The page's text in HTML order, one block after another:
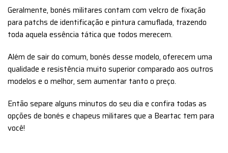
Geralmente, bonés militares contam com velcro de fixação
para patchs de identificação e pintura camuflada, trazendo
toda aquela essência tática que todos merecem.
Além de sair do comum, bonés desse modelo, oferecem uma
qualidade e resistência muito superior comparado aos outros
modelos e o melhor, sem aumentar tanto o preço.
Então separe alguns minutos do seu dia e confira todas as
opções de bonés e chapeus militares que a Beartac tem para
você!